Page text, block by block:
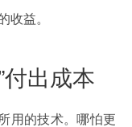
收益。
出成本
用的技术。哪怕更